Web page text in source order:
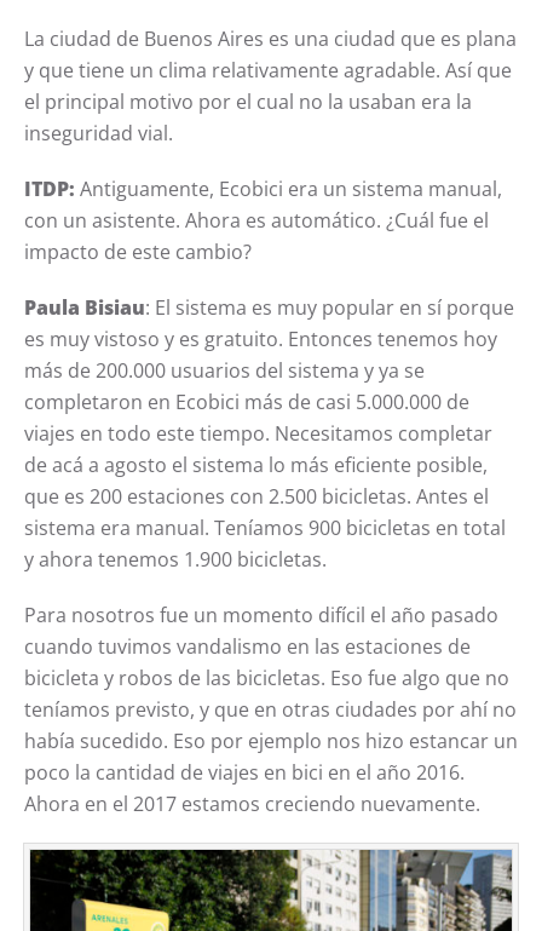
La ciudad de Buenos Aires es una ciudad que es plana
y que tiene un clima relativamente agradable. Así que
el principal motivo por el cual no la usaban era la
inseguridad vial.
ITDP: Antiguamente, Ecobici era un sistema manual,
con un asistente. Ahora es automático. ¿Cuál fue el
impacto de este cambio?
Paula Bisiau: El sistema es muy popular en sí porque
es muy vistoso y es gratuito. Entonces tenemos hoy
más de 200.000 usuarios del sistema y ya se
completaron en Ecobici más de casi 5.000.000 de
viajes en todo este tiempo. Necesitamos completar
de acá a agosto el sistema lo más eficiente posible,
que es 200 estaciones con 2.500 bicicletas. Antes el
sistema era manual. Teníamos 900 bicicletas en total
y ahora tenemos 1.900 bicicletas.
Para nosotros fue un momento difícil el año pasado
cuando tuvimos vandalismo en las estaciones de
bicicleta y robos de las bicicletas. Eso fue algo que no
teníamos previsto, y que en otras ciudades por ahí no
había sucedido. Eso por ejemplo nos hizo estancar un
poco la cantidad de viajes en bici en el año 2016.
Ahora en el 2017 estamos creciendo nuevamente.